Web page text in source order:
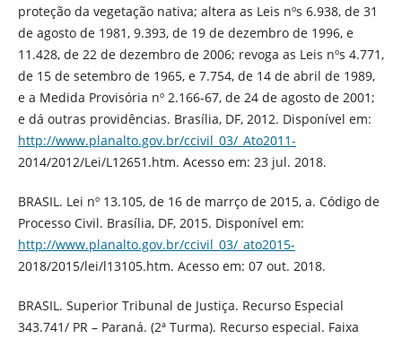
proteção da vegetação nativa; altera as Leis nºs 6.938, de 31
de agosto de 1981, 9.393, de 19 de dezembro de 1996, e
11.428, de 22 de dezembro de 2006; revoga as Leis nºs 4.771,
de 15 de setembro de 1965, e 7.754, de 14 de abril de 1989,
e a Medida Provisória nº 2.166-67, de 24 de agosto de 2001;
e dá outras providências. Brasília, DF, 2012. Disponível em:
http://www.planalto.gov.br/ccivil_03/_Ato2011-
2014/2012/Lei/L12651.htm. Acesso em: 23 jul. 2018.
BRASIL. Lei nº 13.105, de 16 de marrço de 2015, a. Código de
Processo Civil. Brasília, DF, 2015. Disponível em:
http://www.planalto.gov.br/ccivil_03/_ato2015-
2018/2015/lei/l13105.htm. Acesso em: 07 out. 2018.
BRASIL. Superior Tribunal de Justiça. Recurso Especial
343.741/ PR – Paraná. (2ª Turma). Recurso especial. Faixa